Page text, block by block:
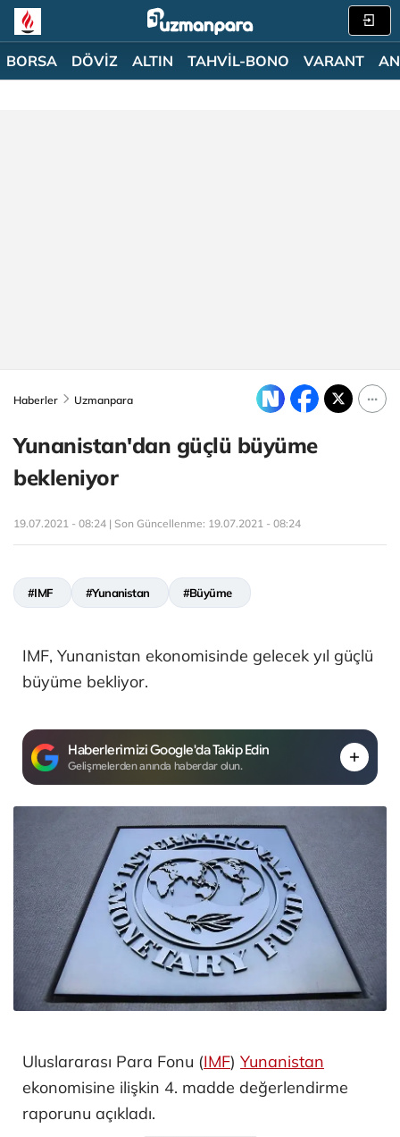
BORSA DÖVİZ ALTIN TAHVİL-BONO VARANT
Haberler Uzmanpara
Yunanistan'dan güçlü büyüme
bekleniyor
19.07.2021 - 08:24 | Son Güncellenme: 19.07.2021 - 08:24
#IMF #Yunanistan #Büyüme
IMF, Yunanistan ekonomisinde gelecek yıl güçlü
büyüme bekliyor.
Haberlerimizi Google'da Takip Edin
Gelişmelerden anında haberdar olun.
Uluslararası Para Fonu (IMF) Yunanistan
ekonomisine ilişkin 4. madde değerlendirme
raporunu açıkladı.